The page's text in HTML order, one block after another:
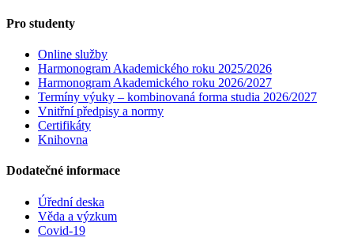
Pro studenty
Online služby
Harmonogram Akademického roku 2025/2026
Harmonogram Akademického roku 2026/2027
Termíny výuky – kombinovaná forma studia 2026/2027
Vnitřní předpisy a normy
Certifikáty
Knihovna
Dodatečné informace
Úřední deska
Věda a výzkum
Covid-19